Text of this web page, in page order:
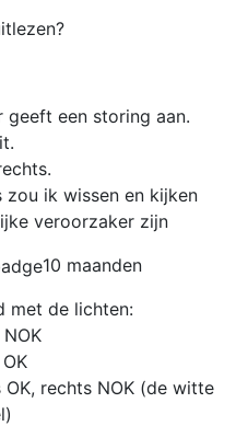
een storing aan.
ik wissen en kijken
veroorzaker zijn
10 maanden
met de lichten:
rechts NOK (de witte